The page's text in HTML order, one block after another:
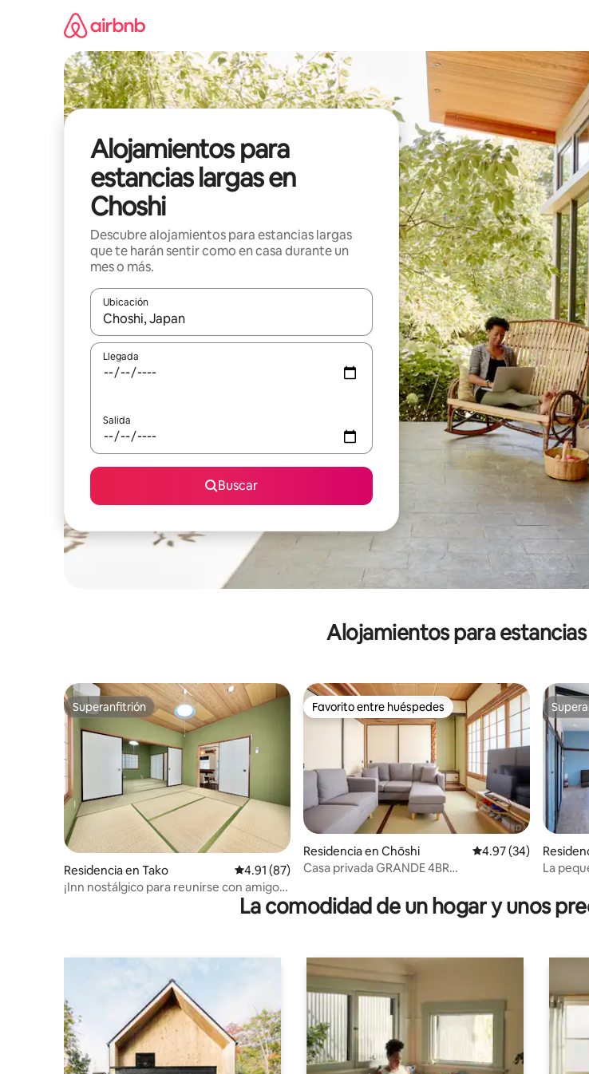
Alojamientos para
estancias largas en
Choshi
Descubre alojamientos para estancias largas
que te harán sentir como en casa durante un
mes o más.
Ubicación
Cuando los resultados estén disponibles, podrás navegar usando las teclas de las flechas
Llegada
Salida
Buscar
Alojamientos para
Superanfitrión
Superanfitrión
Residencia en Tako Calificación promedio: 4.91 de 5; 87 evaluaciones
4.91 (87)
¡Inn nostálgico para reunirse con amigos
(Tako no Koya)! [Máximo 7 personas,
BBQ, estacionamiento gratuito en el
Favorito entre huéspedes
Favorito entre huéspedes
Residencia en Chōshi Calificación
4.97 (34)
Casa privada GRANDE 4BR
La
La comodidad de un hogar y unos